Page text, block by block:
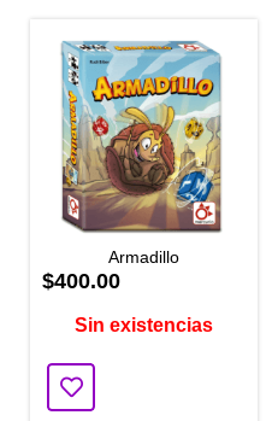
Armadillo
$400.00
Sin existencias